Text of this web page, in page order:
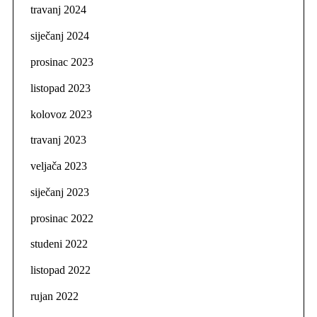
travanj 2024
siječanj 2024
prosinac 2023
listopad 2023
kolovoz 2023
travanj 2023
veljača 2023
siječanj 2023
prosinac 2022
studeni 2022
listopad 2022
rujan 2022